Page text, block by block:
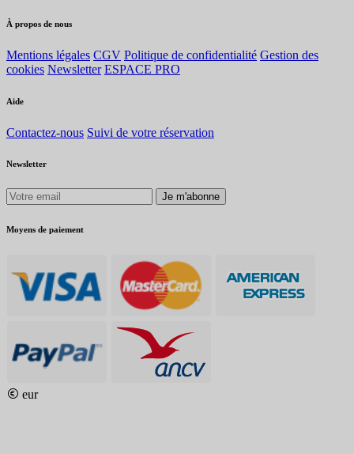
À propos de nous
Mentions légales CGV Politique de confidentialité Gestion des
cookies Newsletter ESPACE PRO
Aide
Contactez-nous Suivi de votre réservation
Newsletter
Je m'abonne
Moyens de paiement
eur